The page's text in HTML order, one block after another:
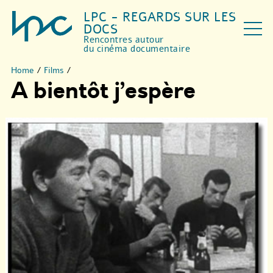
LPC - REGARDS SUR LES
DOCS
Rencontres autour
du cinéma documentaire
Home / Films /
A bientôt j’espère